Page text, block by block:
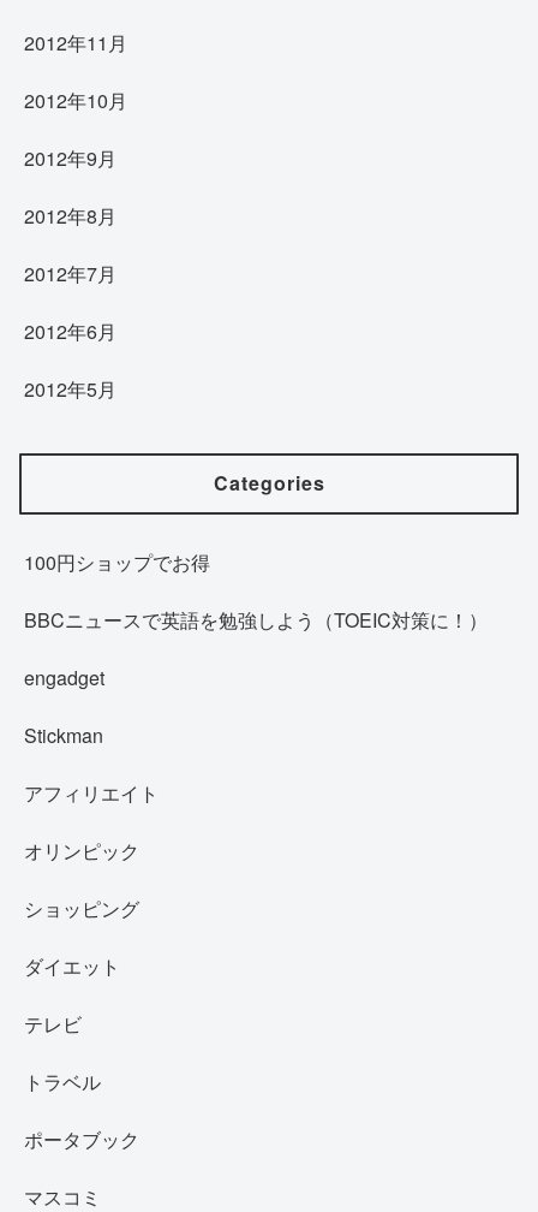
2012年11月
2012年10月
2012年9月
2012年8月
2012年7月
2012年6月
2012年5月
Categories
100円ショップでお得
BBCニュースで英語を勉強しよう（TOEIC対策に！）
engadget
Stickman
アフィリエイト
オリンピック
ショッピング
ダイエット
テレビ
トラベル
ポータブック
マスコミ